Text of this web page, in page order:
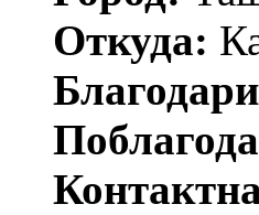
Откуда: